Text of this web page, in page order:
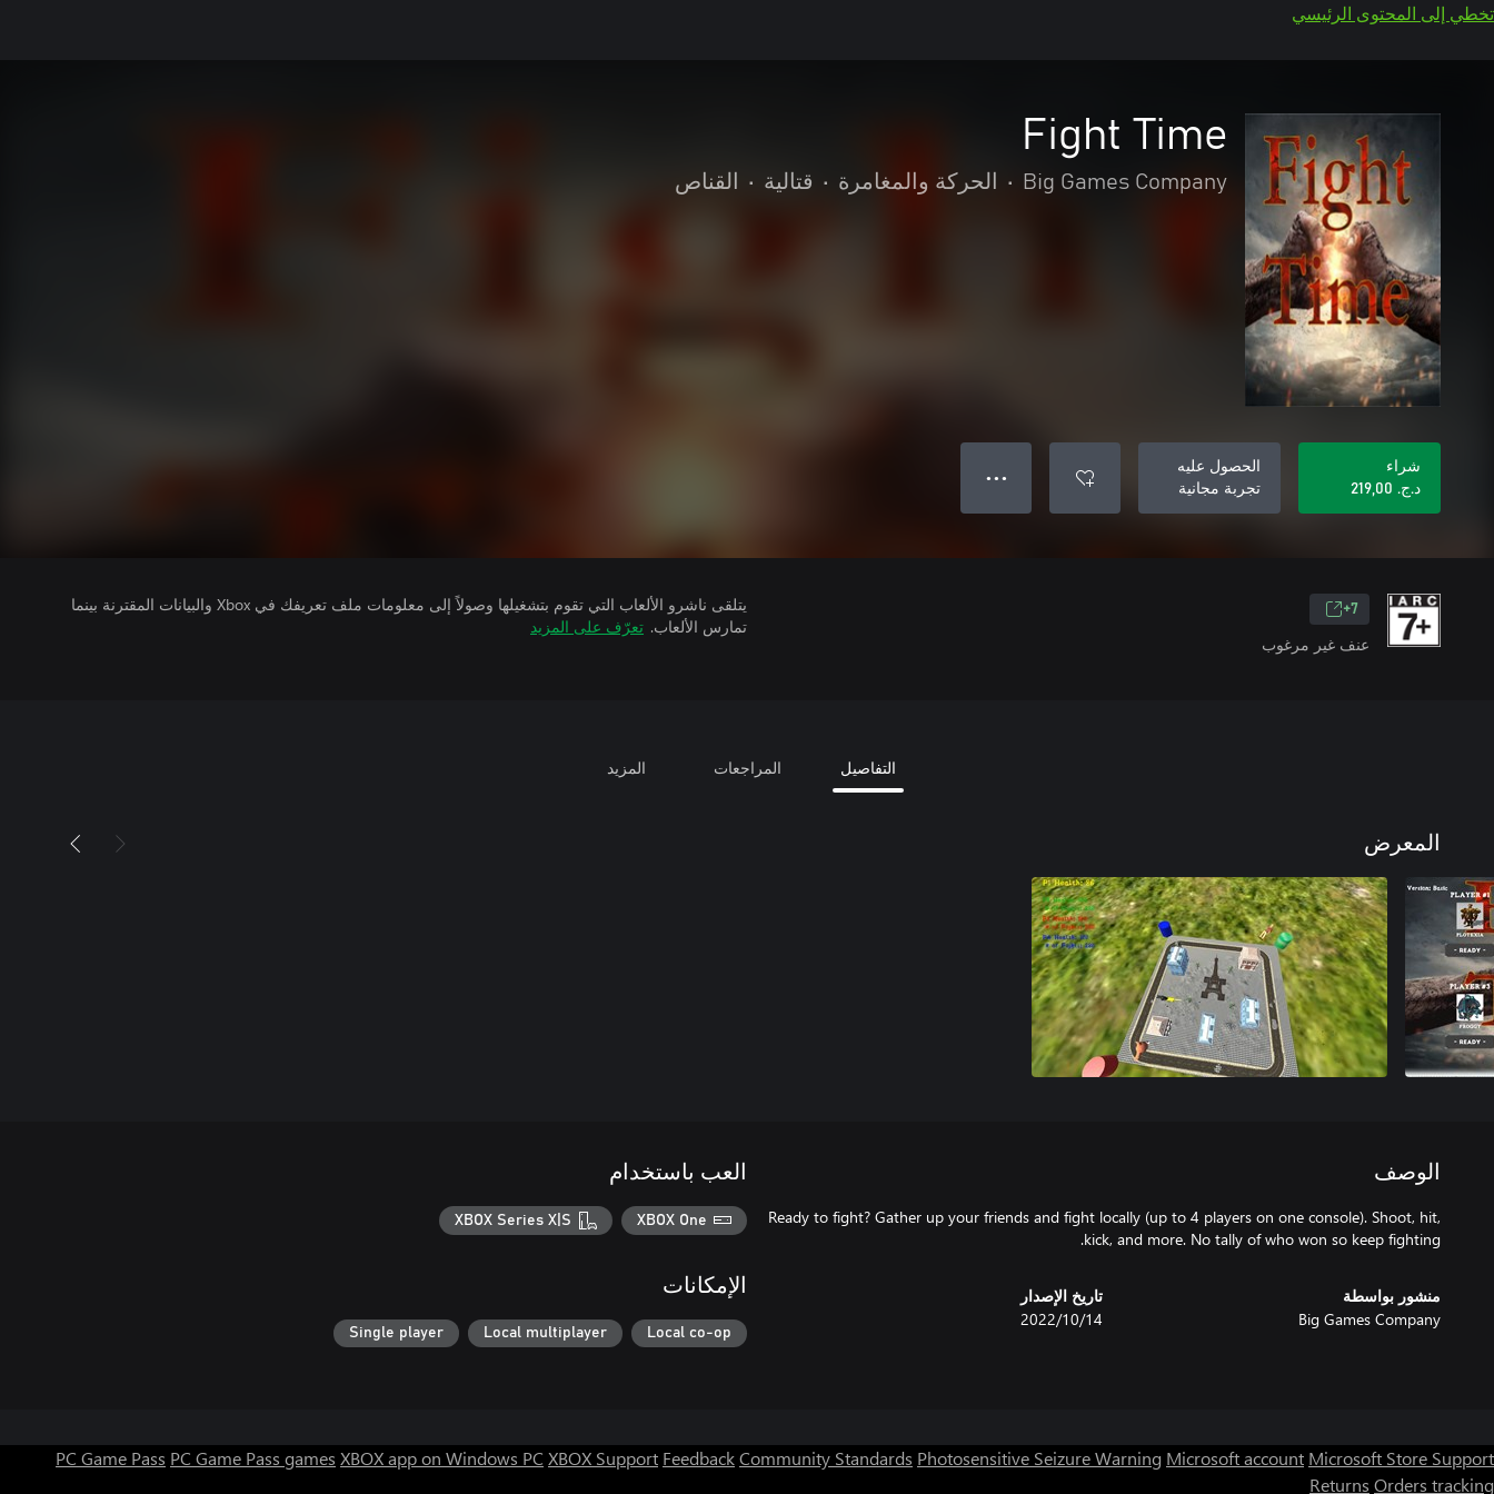
تخطي إلى المحتوى الرئيسي
Fight Time
Big Games Company
• الحركة والمغامرة • قتالية • القناص
شراء
د.ج.‏ 219,00
الحصول عليه
تجربة مجانية
● ● ●
7+
عنف غير مرغوب
يتلقى ناشرو الألعاب التي تقوم بتشغيلها وصولاً إلى معلومات ملف تعريفك في Xbox والبيانات المقترنة بينما
تمارس الألعاب. تعرّف على المزيد
التفاصيل المراجعات المزيد
المعرض
الوصف
Ready to fight? Gather up your friends and fight locally (up to 4 players on one console). Shoot, hit,
kick, and more. No tally of who won so keep fighting.
منشور بواسطة
Big Games Company
تاريخ الإصدار
14‏/10‏/2022
العب باستخدام
XBOX One
XBOX Series X|S
الإمكانات
Local co-op
Local multiplayer
Single player
PC Game Pass PC Game Pass games XBOX app on Windows PC XBOX Support FeedbackCommunity Standards Photosensitive Seizure Warning Microsoft account Microsoft Store Support
Returns Orders tracking